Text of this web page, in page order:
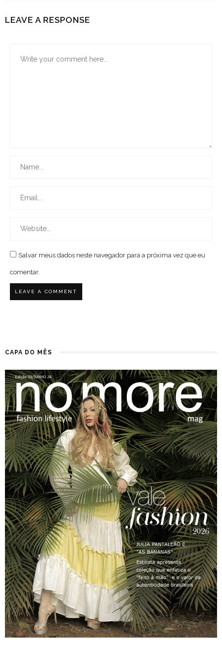
LEAVE A RESPONSE
Salvar meus dados neste navegador para a próxima vez que eu
comentar.
CAPA DO MÊS